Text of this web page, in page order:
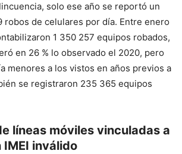
solo ese año se reportó un
robos de celulares por día. Entre enero
1 350 257 equipos robados,
en 26 % lo observado el 2020, pero
menores a los vistos en años previos a
se registraron 235 365 equipos
líneas móviles vinculadas a
inválido